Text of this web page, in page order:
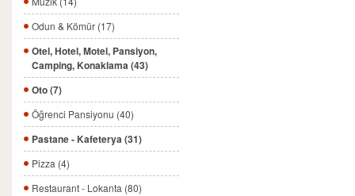
Odun & Kömür (17)
Otel, Hotel, Motel, Pansiyon,
Camping, Konaklama (43)
Oto (7)
Öğrenci Pansiyonu (40)
Pastane - Kafeterya (31)
Pizza (4)
Restaurant - Lokanta (80)